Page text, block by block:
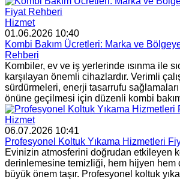
Hizmet
01.06.2026 10:40
Kombi Bakım Ücretleri: Marka ve
Rehberi
Kombiler, ev ve iş yerlerinde ısınma ile
karşılayan önemli cihazlardır. Verimli
sürdürmeleri, enerji tasarrufu sağlamaları
önüne geçilmesi için düzenli kombi
Hizmet
06.07.2026 10:41
Profesyonel Koltuk Yıkama Hizmetleri
Evinizin atmosferini doğrudan etkileyen
derinlemesine temizliği, hem hijyen hem
büyük önem taşır. Profesyonel koltuk